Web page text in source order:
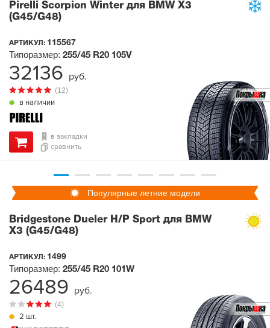
Pirelli Scorpion Winter для BMW X3
(G45/G48)
АРТИКУЛ: 115567
в наличии
(12)
Типоразмер: 255/45 R20 105V
в закладки
сравнить
32136 руб.
Популярные летние модели
Bridgestone Dueler H/P Sport для BMW
X3 (G45/G48)
АРТИКУЛ: 1499
2 шт.
(4)
Типоразмер: 255/45 R20 101W
26489 руб.